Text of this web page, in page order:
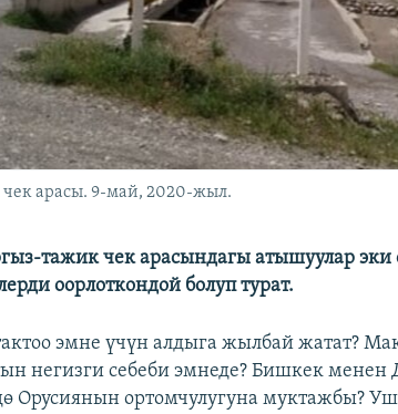
арасы. 9-май, 2020-жыл.
тажик чек арасындагы атышуулар эки
оорлоткондой болуп турат.
эмне үчүн алдыга жылбай жатат?
негизги себеби эмнеде? Бишкек менен
Орусиянын ортомчулугуна муктажбы?